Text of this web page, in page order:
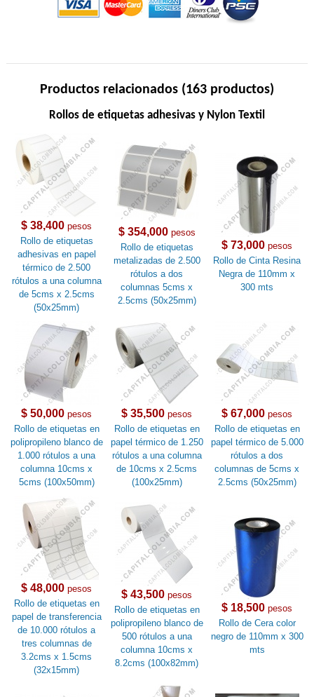
Productos relacionados (163 productos)
Rollos de etiquetas adhesivas y Nylon Textil
$ 38,400 pesos
Rollo de etiquetas
adhesivas en papel
térmico de 2.500
rótulos a una columna
de 5cms x 2.5cms
(50x25mm)
$ 354,000pesos
Rollo de etiquetas
metalizadas de 2.500
rótulos a dos
columnas 5cms x
2.5cms (50x25mm)
$ 73,000 pesos
Rollo de Cinta Resina
Negra de 110mm x
300 mts
$ 50,000 pesos
Rollo de etiquetas en
polipropileno blanco de
1.000 rótulos a una
columna 10cms x
5cms (100x50mm)
$ 35,500 pesos
Rollo de etiquetas en
papel térmico de 1.250
rótulos a una columna
de 10cms x 2.5cms
(100x25mm)
$ 67,000 pesos
Rollo de etiquetas en
papel térmico de 5.000
rótulos a dos
columnas de 5cms x
2.5cms (50x25mm)
$ 48,000 pesos
Rollo de etiquetas en
papel de transferencia
de 10.000 rótulos a
tres columnas de
3.2cms x 1.5cms
(32x15mm)
$ 43,500 pesos
Rollo de etiquetas en
polipropileno blanco de
500 rótulos a una
columna 10cms x
8.2cms (100x82mm)
$ 18,500 pesos
Rollo de Cera color
negro de 110mm x 300
mts